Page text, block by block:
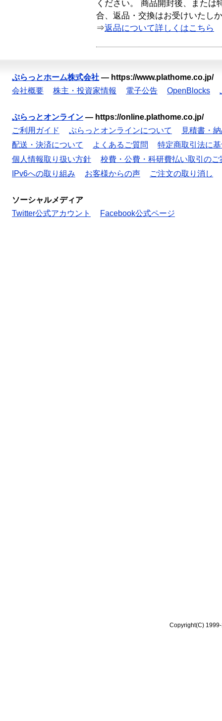
ください。 商品開封後、または
合、返品・交換はお受けいたし
⇒返品について詳しくはこちら
ぷらっとホーム株式会社 — https://www.plathome.co.jp/
会社概要
株主・投資家情報 電子公告 OpenBlocks
ぷらっとオンライン — https://online.plathome.co.jp/
ご利用ガイド
ぷらっとオンラインについて
見積書・
配送・決済について
よくあるご質問
特定商取引法に
個人情報取り扱い方針
校費・公費・科研費払い取引のご
IPv6への取り組み
お客様からの声 ご注文の取り消し
ソーシャルメディア
Twitter公式アカウント
Facebook公式ページ
Copyright(C)